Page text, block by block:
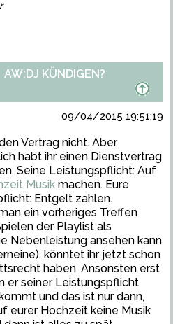
AW:DJ KÜNDIGEN?
09/04/2015 19:51:19
Vertrag nicht. Aber
habt ihr einen Dienstvertrag
Seine Leistungspflicht: Auf
Musik machen. Eure
Entgelt zahlen.
ein vorheriges Treffen
der Playlist als
Nebenleistung ansehen kann
könntet ihr jetzt schon
haben. Ansonsten erst
er seiner Leistungspflicht
und das ist nur dann,
eurer Hochzeit keine Musik